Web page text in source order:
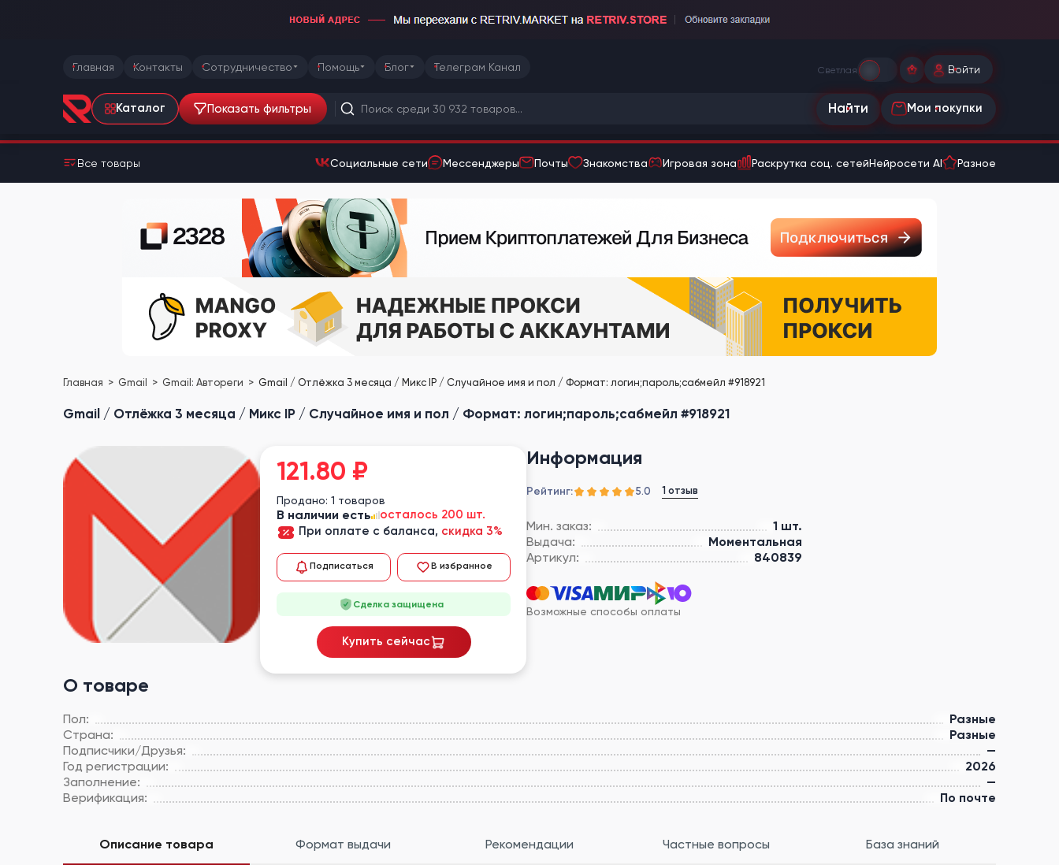
Главная Контакты Сотрудничество Помощь Блог Телеграм Канал Светлая Войти
Каталог Показать фильтры Найти Мои покупки
Все товары Социальные сети Мессенджеры Почты Знакомства Игровая зона Раскрутка соц. сетейНейросети AI Разное
Главная Gmail Gmail: Автореги Gmail / Отлёжка 3 месяца / Микс IP / Случайное имя и пол / Формат: логин;пароль;сабмейл #918921
Gmail / Отлёжка 3 месяца / Микс IP / Случайное имя и пол / Формат: логин;пароль;сабмейл #918921
Информация
Рейтинг: 5.0 1 отзыв
Мин. заказ:
1 шт.
Выдача:
Моментальная
Артикул:
840839
Возможные способы оплаты
О товаре
Пол:
Разные
Страна:
Разные
Подписчики/Друзья:
—
Год регистрации:
2026
Заполнение:
—
Верификация:
По почте
121.80 ₽
Продано: 1 товаров
В наличии есть
осталось 200 шт.
При оплате с баланса, скидка 3%
Подписаться В избранное
Сделка защищена
Купить сейчас
Описание товара Формат выдачи Рекомендации Частные вопросы База знаний